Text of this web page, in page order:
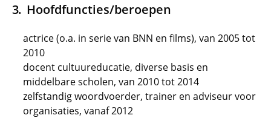
Hoofdfuncties/beroepen
actrice (o.a. in serie van BNN en films), van 2005 tot
2010
docent cultuureducatie, diverse basis en
middelbare scholen, van 2010 tot 2014
zelfstandig woordvoerder, trainer en adviseur voor
organisaties, vanaf 2012